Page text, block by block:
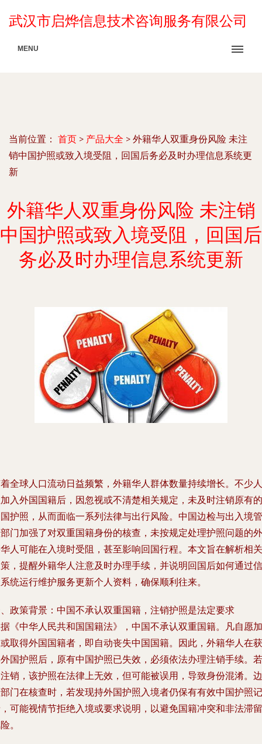
武汉市启烨信息技术咨询服务有限公司
MENU
当前位置： 首页 > 产品大全 > 外籍华人双重身份风险 未注
销中国护照或致入境受阻，回国后务必及时办理信息系统更
新
外籍华人双重身份风险 未注销
中国护照或致入境受阻，回国后
务必及时办理信息系统更新
全球人口流动日益频繁，外籍华人群体数量持续增长。不少人
入外国国籍后，因忽视或不清楚相关规定，未及时注销原有的
护照，从而面临一系列法律与出行风险。中国边检与出入境管
门加强了对双重国籍身份的核查，未按规定处理护照问题的外
人可能在入境时受阻，甚至影响回国行程。本文旨在解析相关
，提醒外籍华人注意及时办理手续，并说明回国后如何通过信
统运行维护服务更新个人资料，确保顺利往来。
政策背景：中国不承认双重国籍，注销护照是法定要求
《中华人民共和国国籍法》，中国不承认双重国籍。凡自愿加
取得外国国籍者，即自动丧失中国国籍。因此，外籍华人在获
国护照后，原有中国护照已失效，必须依法办理注销手续。若
销，该护照在法律上无效，但可能被误用，导致身份混淆。边
门在核查时，若发现持外国护照入境者仍保有有效中国护照记
可能视情节拒绝入境或要求说明，以避免国籍冲突和非法滞留
。